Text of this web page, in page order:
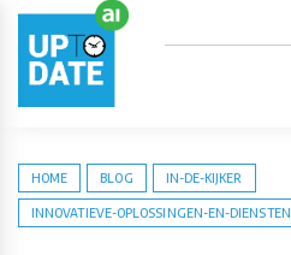
HOME BLOG IN-DE-KIJKER
INNOVATIEVE-OPLOSSINGEN-EN-DIENSTEN